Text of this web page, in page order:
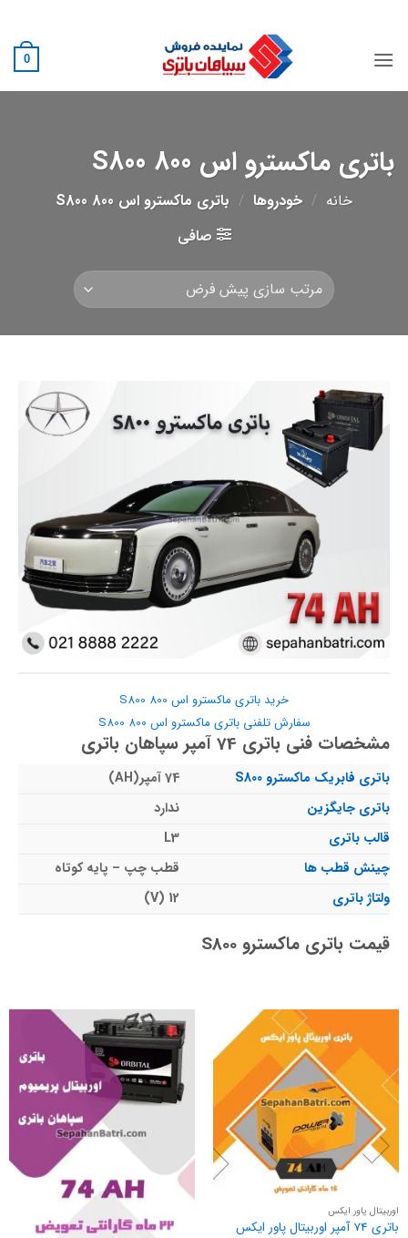
content
0
باتری ماکسترو اس 800 S800
خانه / خودروها / باتری ماکسترو اس 800 S800
صافی
خرید باتری ماکسترو اس 800 S800
سفارش تلفنی باتری ماکسترو اس 800 S800
مشخصات فنی باتری 74 آمپر سپاهان باتری
باتری فابریک ماکسترو S800
74 آمپر(AH)
باتری جایگزین
ندارد
قالب باتری
L3
چینش قطب ها
قطب چپ – پایه کوتاه
ولتاژ باتری
12 (V)
قیمت باتری ماکسترو S800
اوربیتال پاور ایکس
باتری 74 آمپر اوربیتال پاور ایکس